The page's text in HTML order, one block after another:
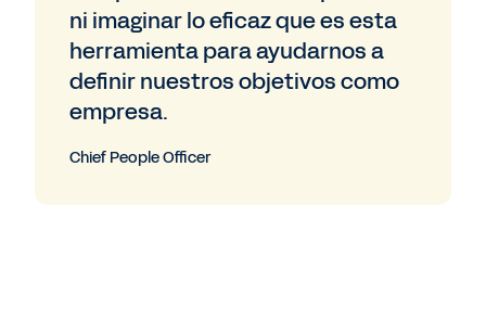
ni imaginar lo eficaz que es esta
herramienta para ayudarnos a
definir nuestros objetivos como
empresa.
Chief People Officer